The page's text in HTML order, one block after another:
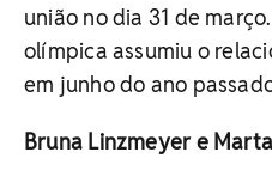
união no dia 31 de
olímpica assumiu o
em junho do ano
Bruna Linzmeyer e